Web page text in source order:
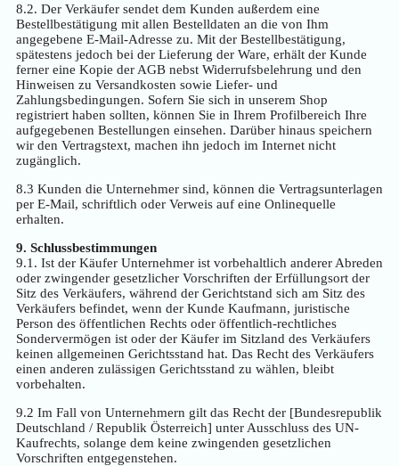
8.2. Der Verkäufer sendet dem Kunden außerdem eine
Bestellbestätigung mit allen Bestelldaten an die von Ihm
angegebene E-Mail-Adresse zu. Mit der Bestellbestätigung,
spätestens jedoch bei der Lieferung der Ware, erhält der Kunde
ferner eine Kopie der AGB nebst Widerrufsbelehrung und den
Hinweisen zu Versandkosten sowie Liefer- und
Zahlungsbedingungen. Sofern Sie sich in unserem Shop
registriert haben sollten, können Sie in Ihrem Profilbereich Ihre
aufgegebenen Bestellungen einsehen. Darüber hinaus speichern
wir den Vertragstext, machen ihn jedoch im Internet nicht
zugänglich.
8.3 Kunden die Unternehmer sind, können die Vertragsunterlagen
per E-Mail, schriftlich oder Verweis auf eine Onlinequelle
erhalten.
9. Schlussbestimmungen
9.1. Ist der Käufer Unternehmer ist vorbehaltlich anderer Abreden
oder zwingender gesetzlicher Vorschriften der Erfüllungsort der
Sitz des Verkäufers, während der Gerichtstand sich am Sitz des
Verkäufers befindet, wenn der Kunde Kaufmann, juristische
Person des öffentlichen Rechts oder öffentlich-rechtliches
Sondervermögen ist oder der Käufer im Sitzland des Verkäufers
keinen allgemeinen Gerichtsstand hat. Das Recht des Verkäufers
einen anderen zulässigen Gerichtsstand zu wählen, bleibt
vorbehalten.
9.2 Im Fall von Unternehmern gilt das Recht der [Bundesrepublik
Deutschland / Republik Österreich] unter Ausschluss des UN-
Kaufrechts, solange dem keine zwingenden gesetzlichen
Vorschriften entgegenstehen.